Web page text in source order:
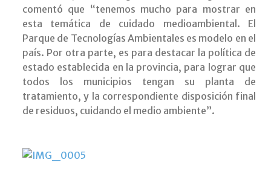
comentó que “tenemos mucho para mostrar en
esta temática de cuidado medioambiental. El
Parque de Tecnologías Ambientales es modelo en el
país. Por otra parte, es para destacar la política de
estado establecida en la provincia, para lograr que
todos los municipios tengan su planta de
tratamiento, y la correspondiente disposición final
de residuos, cuidando el medio ambiente”.